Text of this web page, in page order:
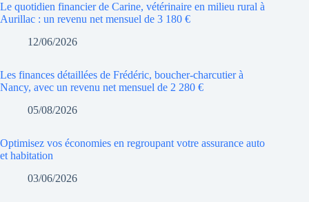
Le quotidien financier de Carine, vétérinaire en milieu rural à
Aurillac : un revenu net mensuel de 3 180 €
12/06/2026
Les finances détaillées de Frédéric, boucher-charcutier à
Nancy, avec un revenu net mensuel de 2 280 €
05/08/2026
Optimisez vos économies en regroupant votre assurance auto
et habitation
03/06/2026